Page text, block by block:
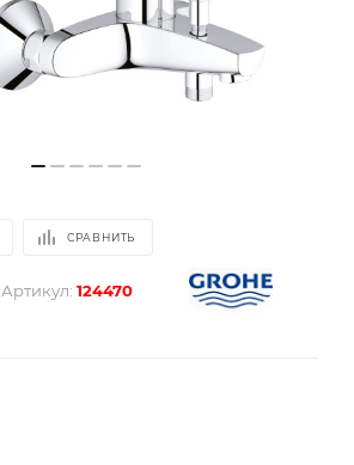
СРАВНИТЬ
Артикул: 124470